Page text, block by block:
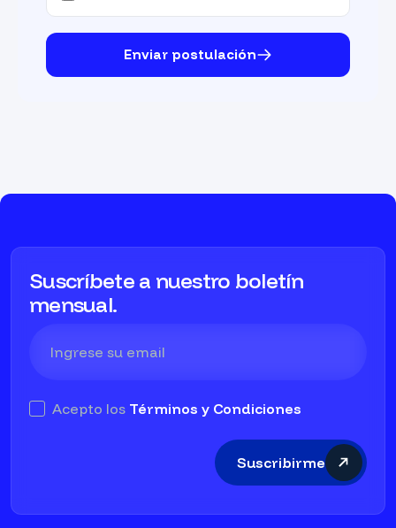
Enviar postulación
Suscríbete a nuestro boletín
mensual.
Acepto los Términos y Condiciones
Suscribirme